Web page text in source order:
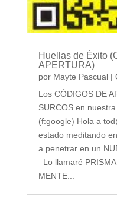
Huellas de Éxito
APERTURA)
por Mayte Pascual|
Los CÓDIGOS DE
SURCOS en
(f:google) Hola a
estado meditando
a penetrar en un
Lo llamaré
MENTE...